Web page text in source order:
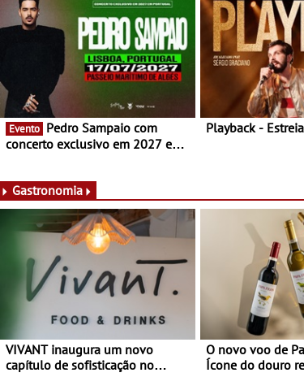
Evento
concerto exclusivo em 2027 em
Playback -
Gastronomia
VIVANT inaugura um novo
capítulo de sofisticação no
O novo voo de
Ícone do douro